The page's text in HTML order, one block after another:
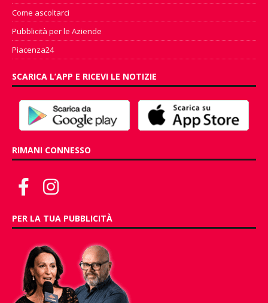
Come ascoltarci
Pubblicità per le Aziende
Piacenza24
SCARICA L’APP E RICEVI LE NOTIZIE
RIMANI CONNESSO
PER LA TUA PUBBLICITÀ